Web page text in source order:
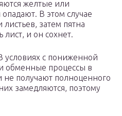
желтые или
В этом случае
листьев, затем пятна
лист, и он сохнет.
условиях с пониженной
обменные процессы в
не получают полноценного
замедляются, поэтому